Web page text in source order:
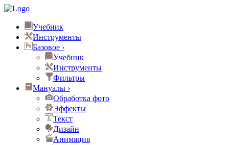
Учебник
Инструменты
Базовое ›
Учебник
Инструменты
Фильтры
Мануалы ›
Обработка фото
Эффекты
Текст
Дизайн
Анимация